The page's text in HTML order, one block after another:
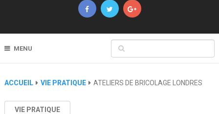
MENU
ACCUEIL VIE PRATIQUE ATELIERS DE BRICOLAGE LONDRES
VIE PRATIQUE